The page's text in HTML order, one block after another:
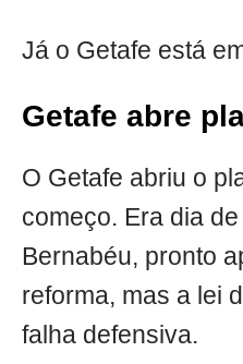
Já o Getafe está
Getafe abre
O Getafe abriu o
começo. Era dia
Bernabéu, pronto
reforma, mas a lei
falha defensiva.